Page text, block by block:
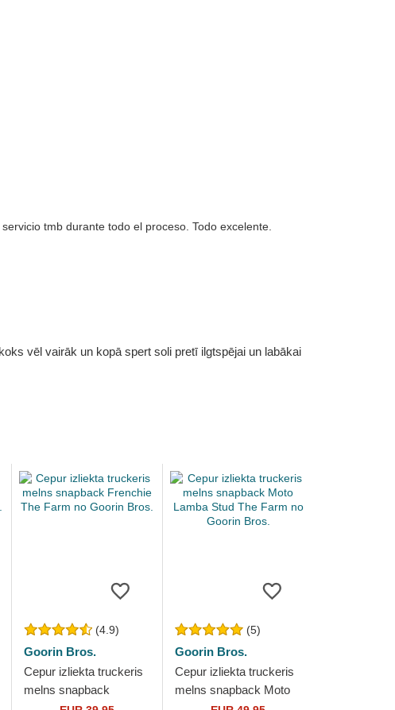
tmb durante todo el proceso. Todo excelente.
vēl vairāk un kopā spert soli pretī ilgtspējai un labākai
(4.9)
Goorin Bros.
Cepur izliekta truckeris
melns snapback
(5)
Goorin Bros.
Cepur izliekta truckeris
melns snapback Moto